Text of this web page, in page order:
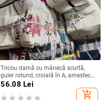
Tricou damă cu mânecă scurtă,
guler rotund, croială în A, amestec
poliester-spandex, imprimat și
56.08 Lei
add_shopping_cart